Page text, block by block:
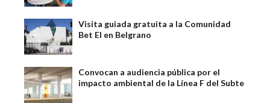
Visita guiada gratuita a la Comunidad
Bet El en Belgrano
Convocan a audiencia pública por el
impacto ambiental de la Línea F del Subte